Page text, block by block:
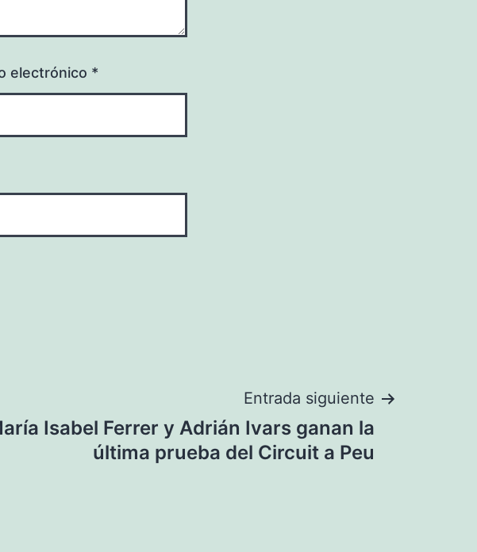
electrónico *
Entrada siguiente
Isabel Ferrer y Adrián Ivars ganan la
última prueba del Circuit a Peu